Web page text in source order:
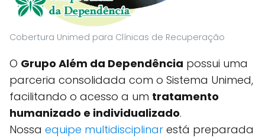
Cobertura Unimed para Clínicas de Recuperação
O Grupo Além da Dependência possui uma
parceria consolidada com o Sistema Unimed,
facilitando o acesso a um tratamento
humanizado e individualizado.
Nossa equipe multidisciplinar está preparada